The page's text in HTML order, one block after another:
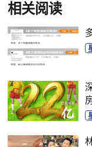
相关阅读